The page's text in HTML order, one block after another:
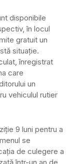
disponibile
în locul
gratuit un
situaţie.
înregistrat
care
un
vehiculul rutier
9 luni pentru a
se
de culegere a